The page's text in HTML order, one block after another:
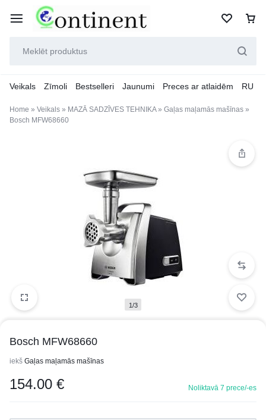
Veikals Zīmoli Bestselleri Jaunumi Preces ar atlaidēm RU
Home » Veikals » MAZĀ SADZĪVES TEHNIKA» Gaļas maļamās mašīnas »
Bosch MFW68660
1/3
Bosch MFW68660
iekš Gaļas maļamās mašīnas
154.00 € Noliktavā 7 prece/-es